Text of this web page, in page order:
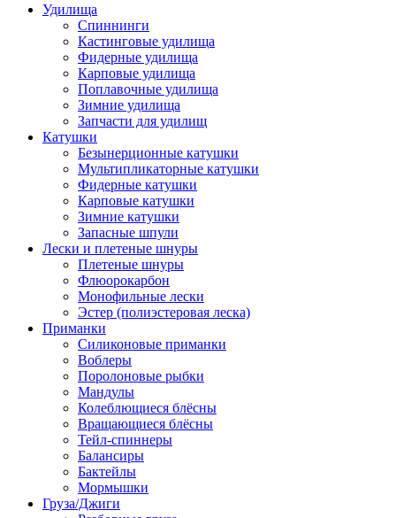
Удилища
Спиннинги
Кастинговые удилища
Фидерные удилища
Карповые удилища
Поплавочные удилища
Зимние удилища
Запчасти для удилищ
Катушки
Безынерционные катушки
Мультипликаторные катушки
Фидерные катушки
Карповые катушки
Зимние катушки
Запасные шпули
Лески и плетеные шнуры
Плетеные шнуры
Флюорокарбон
Монофильные лески
Эстер (полиэстеровая леска)
Приманки
Силиконовые приманки
Воблеры
Поролоновые рыбки
Мандулы
Колеблющиеся блёсны
Вращающиеся блёсны
Тейл-спиннеры
Балансиры
Бактейлы
Мормышки
Груза/Джиги